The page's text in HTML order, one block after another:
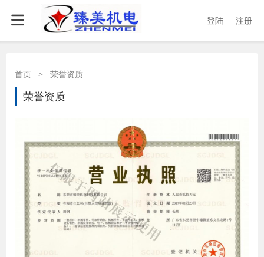
登陆 注册
首页 > 荣誉资质
荣誉资质